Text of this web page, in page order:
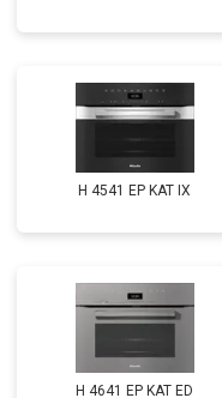
H 4541 EP KAT IX
H 4641 EP KAT ED